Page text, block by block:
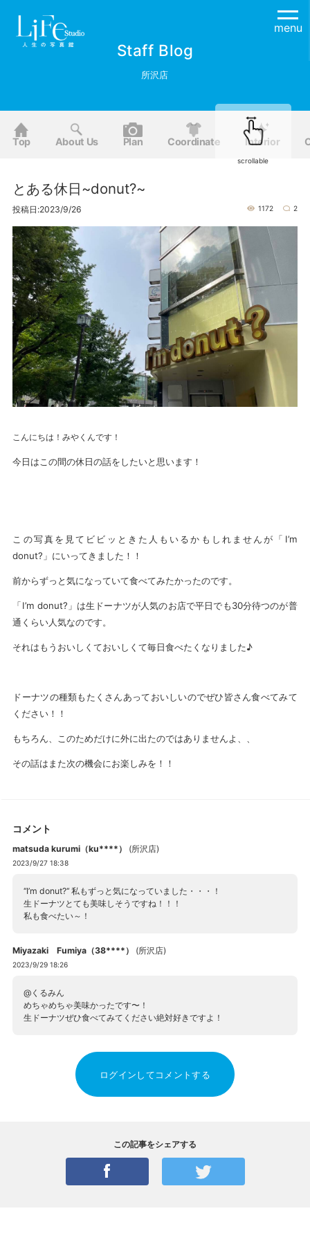
menu
Staff Blog
所沢店
Top About Us Plan Coordinate Interior
scrollable
とある休日~donut?~
投稿日:2023/9/26 1172 2
こんにちは！みやくんです！
今日はこの間の休日の話をしたいと思います！
この写真を見てビビッときた人もいるかもしれませんが「I’m
donut?」にいってきました！！
前からずっと気になっていて食べてみたかったのです。
「I’m donut?」は生ドーナツが人気のお店で平日でも30分待つのが普
通くらい人気なのです。
それはもうおいしくておいしくて毎日食べたくなりました♪
ドーナツの種類もたくさんあっておいしいのでぜひ皆さん食べてみて
ください！！
もちろん、このためだけに外に出たのではありませんよ、、
その話はまた次の機会にお楽しみを！！
コメント
matsuda kurumi（ku****） (所沢店)
2023/9/27 18:38
‘‘I’m donut?‘‘ 私もずっと気になっていました・・・！
生ドーナツとても美味しそうですね！！！
私も食べたい～！
Miyazaki Fumiya（38****） (所沢店)
2023/9/29 18:26
@くるみん
めちゃめちゃ美味かったです〜！
生ドーナツぜひ食べてみてください絶対好きですよ！
ログインしてコメントする
この記事をシェアする